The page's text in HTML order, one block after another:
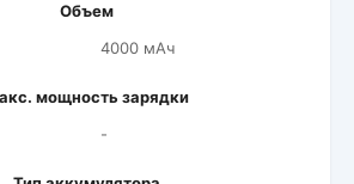
Объем
4000 мАч
мощность зарядки
-